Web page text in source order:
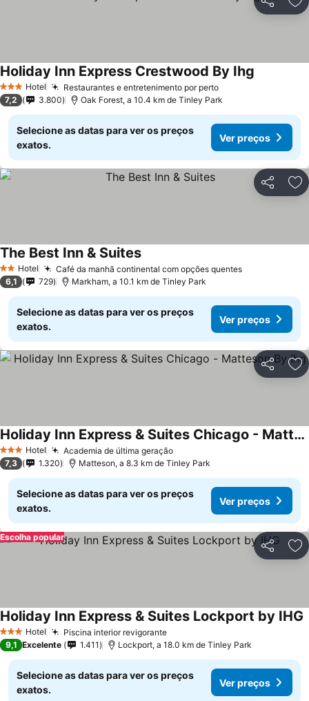
Partilhar
3 EstrelasHotel Restaurantes e entretenimento por perto
Holiday Inn Express Crestwood By Ihg
7,2 3.800 Oak Forest, a 10.4 km de Tinley Park
Selecione as datas para ver os preços
exatos.
Ver preços
Partilhar
2 Estrelas
Hotel Café da manhã continental com opções quentes
The Best Inn & Suites
6,1 729 Markham, a 10.1 km de Tinley Park
Selecione as datas para ver os preços
exatos.
Ver preços
Partilhar
3 EstrelasHotel Academia de última geração
Holiday Inn Express & Suites Chicago - Matteson By Ihg
7,3 1.320 Matteson, a 8.3 km de Tinley Park
Selecione as datas para ver os preços
exatos.
Ver preços
Partilhar
Escolha popular
3 EstrelasHotel Piscina interior revigorante
Holiday Inn Express & Suites Lockport by IHG
9,1 Excelente 1.411 Lockport, a 18.0 km de Tinley Park
Selecione as datas para ver os preços
exatos.
Ver preços